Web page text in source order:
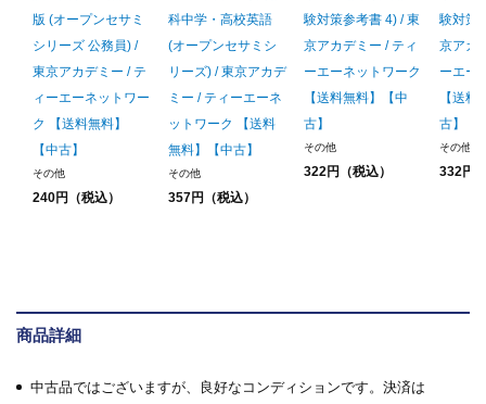
版 (オープンセサミ
シリーズ 公務員) /
東京アカデミー / テ
ィーエーネットワー
ク 【送料無料】
【中古】
その他
240円（税込）
科中学・高校英語
(オープンセサミシ
リーズ) / 東京アカデ
ミー / ティーエーネ
ットワーク 【送料
無料】【中古】
その他
357円（税込）
験対策参考書 4) / 東
京アカデミー / ティ
ーエーネットワーク
【送料無料】【中
古】
その他
322円（税込）
験対策
京アカ
ーエー
【送
古】
その他
332円
商品詳細
中古品ではございますが、良好なコンディションです。決済は